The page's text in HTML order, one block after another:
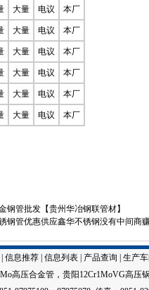
大量 电议 本厂
大量 电议 本厂
大量 电议 本厂
大量 电议 本厂
大量 电议 本厂
大量 电议 本厂
钢管批发【贵州华冶钢联管材】
钢管优惠供应鑫华不锈钢没有中间商
信息推荐 信息列表 产品查询 生产
高压合金管 ， 贵阳12Cr1MoVG高压